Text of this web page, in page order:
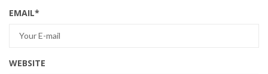
EMAIL*
WEBSITE